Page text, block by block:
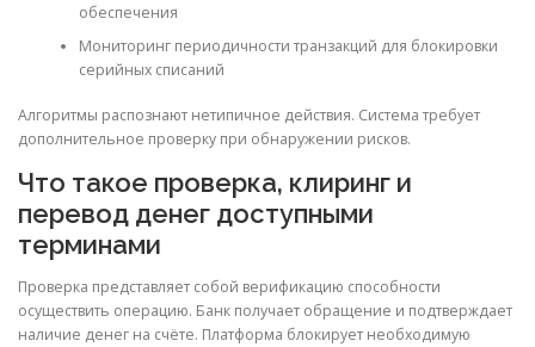
обеспечения
Мониторинг периодичности транзакций для блокировки
серийных списаний
Алгоритмы распознают нетипичное действия. Система требует
дополнительное проверку при обнаружении рисков.
Что такое проверка, клиринг и
перевод денег доступными
терминами
Проверка представляет собой верификацию способности
осуществить операцию. Банк получает обращение и подтверждает
наличие денег на счёте. Платформа блокирует необходимую